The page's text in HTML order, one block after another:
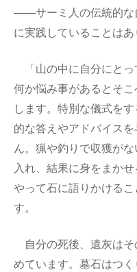
——サーミ人の伝統的な
に実践していることはあ
「山の中に自分にとっ
何か悩み事があるとそ
します。特別な儀式を
的な答えやアドバイス
ん。猟や釣りで収獲が
入れ、結果に身をまか
やって石に語りかける
す。
自分の死後、遺灰は
めています。墓石はつ